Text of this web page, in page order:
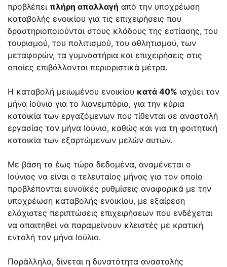
προβλέπει πλήρη απαλλαγή από την υποχρέωση
καταβολής ενοικίου για τις επιχειρήσεις που
δραστηριοποιούνται στους κλάδους της εστίασης, του
τουρισμού, του πολιτισμού, του αθλητισμού, των
μεταφορών, τα γυμναστήρια και επιχειρήσεις στις
οποίες επιβάλλονται περιοριστικά μέτρα.
Η καταβολή μειωμένου ενοικίου κατά 40% ισχύει τον
μήνα Ιούνιο για το λιανεμπόριο, για την κύρια
κατοικία των εργαζόμενων που τίθενται σε αναστολή
εργασίας τον μήνα Ιούνιο, καθώς και για τη φοιτητική
κατοικία των εξαρτώμενων μελών αυτών.
Με βάση τα έως τώρα δεδομένα, αναμένεται ο
Ιούνιος να είναι ο τελευταίος μήνας για τον οποίο
προβλέπονται ευνοϊκές ρυθμίσεις αναφορικά με την
υποχρέωση καταβολής ενοικίου, με εξαίρεση
ελάχιστες περιπτώσεις επιχειρήσεων που ενδέχεται
να απαιτηθεί να παραμείνουν κλειστές με κρατική
εντολή τον μήνα Ιούλιο.
Παράλληλα, δίνεται η δυνατότητα αναστολής